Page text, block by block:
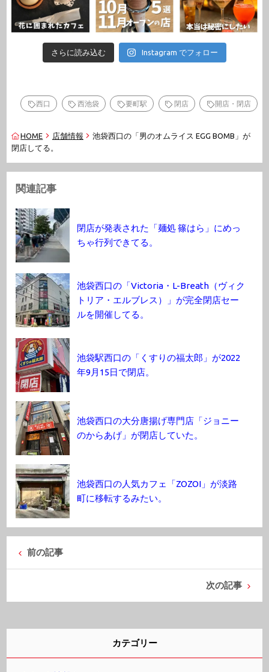
さらに読み込む Instagram でフォロー
西口 西池袋 要町駅 閉店 開店・閉店
HOME 店舗情報
池袋西口の「男のオムライス EGG BOMB」が
閉店してる。
関連記事
閉店が発表された「麺処 篠はら」にめっ
ちゃ行列できてる。
池袋西口の「Victoria・L-Breath（ヴィク
トリア・エルブレス）」が完全閉店セー
ルを開催してる。
池袋駅西口の「くすりの福太郎」が2022
年9月15日で閉店。
池袋西口の大分唐揚げ専門店「ジョニー
のからあげ」が閉店していた。
池袋西口の人気カフェ「ZOZOI」が淡路
町に移転するみたい。
前の記事
次の記事
カテゴリー